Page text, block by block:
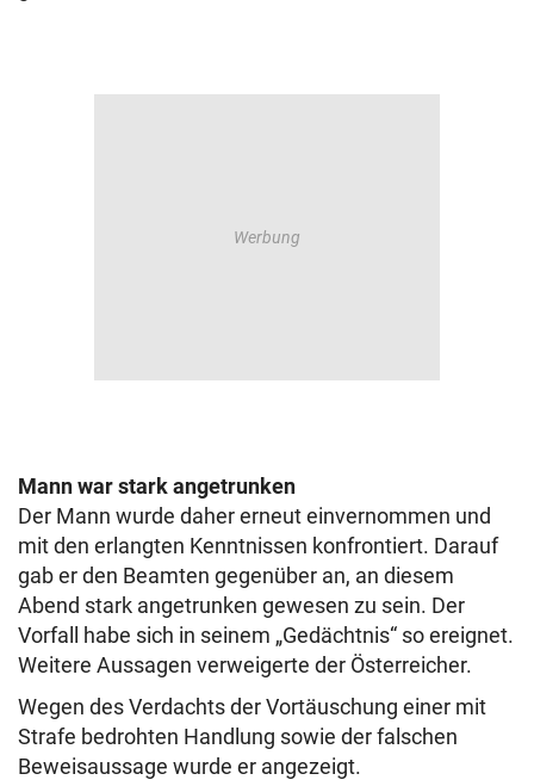
Mann war stark angetrunken
Der Mann wurde daher erneut einvernommen und
mit den erlangten Kenntnissen konfrontiert. Darauf
gab er den Beamten gegenüber an, an diesem
Abend stark angetrunken gewesen zu sein. Der
Vorfall habe sich in seinem „Gedächtnis“ so ereignet.
Weitere Aussagen verweigerte der Österreicher.
Wegen des Verdachts der Vortäuschung einer mit
Strafe bedrohten Handlung sowie der falschen
Beweisaussage wurde er angezeigt.